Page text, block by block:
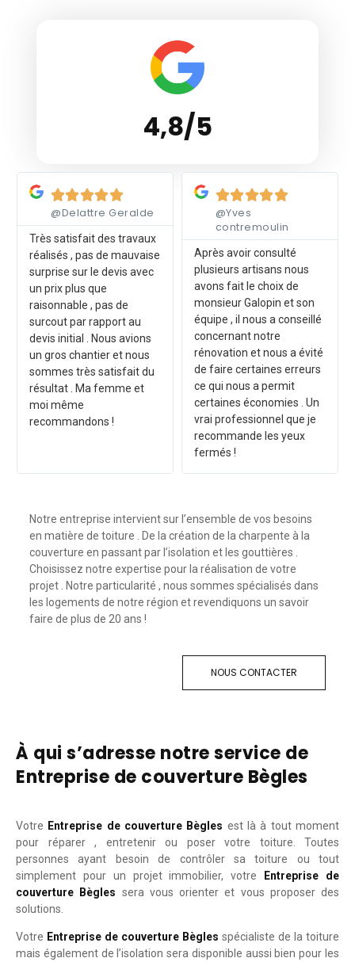
4,8/5

@Delattre Geralde
Très satisfait des travaux
réalisés , pas de mauvaise
surprise sur le devis avec
un prix plus que
raisonnable , pas de
surcout par rapport au
devis initial . Nous avions
un gros chantier et nous
sommes très satisfait du
résultat . Ma femme et
moi même
recommandons !

@Yves
contremoulin
Après avoir consulté
plusieurs artisans nous
avons fait le choix de
monsieur Galopin et son
équipe , il nous a conseillé
concernant notre
rénovation et nous a évité
de faire certaines erreurs
ce qui nous a permit
certaines économies . Un
vrai professionnel que je
recommande les yeux
fermés !
Notre entreprise intervient sur l’ensemble de vos besoins
en matière de toiture . De la création de la charpente à la
couverture en passant par l’isolation et les gouttières .
Choisissez notre expertise pour la réalisation de votre
projet . Notre particularité , nous sommes spécialisés dans
les logements de notre région et revendiquons un savoir
faire de plus de 20 ans !
NOUS CONTACTER
À qui s’adresse notre service de
Entreprise de couverture Bègles
Votre Entreprise de couverture Bègles est là à tout moment
pour réparer , entretenir ou poser votre toiture. Toutes
personnes ayant besoin de contrôler sa toiture ou tout
simplement pour un projet immobilier, votre Entreprise de
couverture Bègles sera vous orienter et vous proposer des
solutions.
Votre Entreprise de couverture Bègles spécialiste de la toiture
mais également de l’isolation sera disponible aussi bien pour les